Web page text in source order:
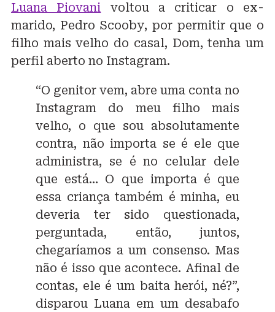
Luana Piovani voltou a criticar o ex-
marido, Pedro Scooby, por permitir que o
filho mais velho do casal, Dom, tenha um
perfil aberto no Instagram.
“O genitor vem, abre uma conta no
Instagram do meu filho mais
velho, o que sou absolutamente
contra, não importa se é ele que
administra, se é no celular dele
que está… O que importa é que
essa criança também é minha, eu
deveria ter sido questionada,
perguntada, então, juntos,
chegaríamos a um consenso. Mas
não é isso que acontece. Afinal de
contas, ele é um baita herói, né?”,
disparou Luana em um desabafo